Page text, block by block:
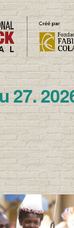
27.